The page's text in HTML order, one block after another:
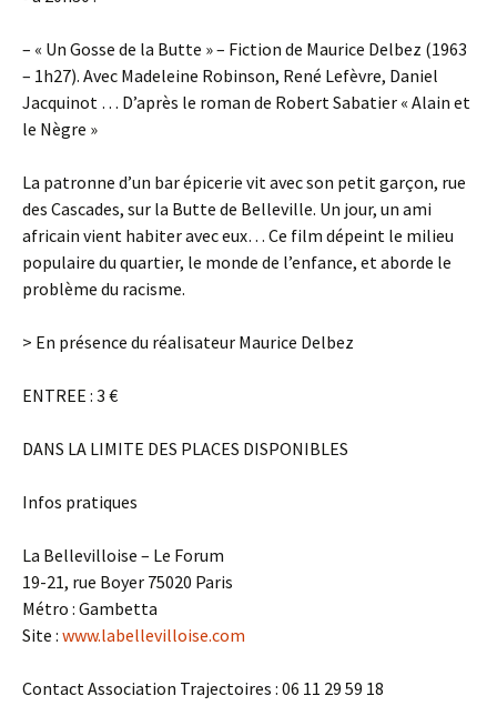
– « Un Gosse de la Butte » – Fiction de Maurice Delbez (1963
– 1h27). Avec Madeleine Robinson, René Lefèvre, Daniel
Jacquinot … D’après le roman de Robert Sabatier « Alain et
le Nègre »
La patronne d’un bar épicerie vit avec son petit garçon, rue
des Cascades, sur la Butte de Belleville. Un jour, un ami
africain vient habiter avec eux… Ce film dépeint le milieu
populaire du quartier, le monde de l’enfance, et aborde le
problème du racisme.
> En présence du réalisateur Maurice Delbez
ENTREE : 3 €
DANS LA LIMITE DES PLACES DISPONIBLES
Infos pratiques
La Bellevilloise – Le Forum
19-21, rue Boyer 75020 Paris
Métro : Gambetta
Site : www.labellevilloise.com
Contact Association Trajectoires : 06 11 29 59 18